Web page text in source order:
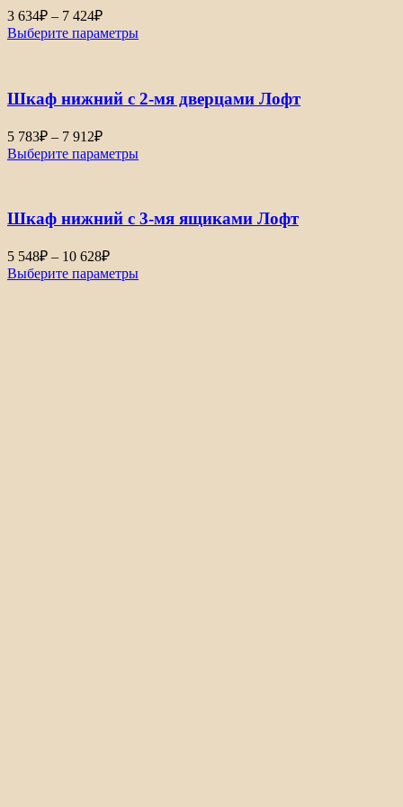
3 634₽ – 7 424₽Диапазон
цен:
3
7
Выберите параметры
Шкаф нижний с 2-мя дверцами Лофт
5 783₽ – 7 912₽Диапазон
цен:
5
7
Выберите параметры
Шкаф нижний с 3-мя ящиками Лофт
5 548₽ – 10 628₽Диапазон
цен:
5
Выберите параметры